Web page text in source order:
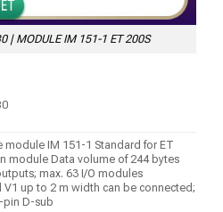
| MODULE IM 151-1 ET 200S
module IM 151-1 Standard for ET
module Data volume of 244 bytes
max. 63 I/O modules
V1 up to 2 m width can be connected;
pin D-sub